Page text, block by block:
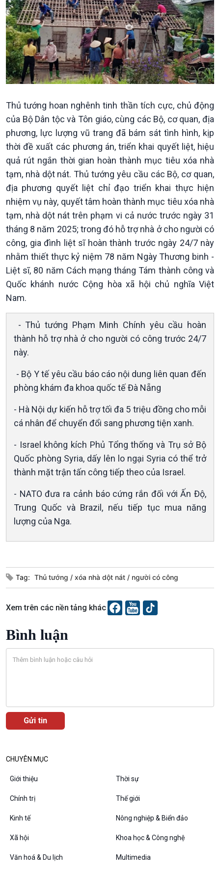
Đảng trong cuộc sống
Nhận diện sự thật
Pháp luật và đời sống
Biên cương - Một dải vững
bền
Kinh tế
Tin Kinh tế
Trước giờ mở cửa
Dòng chảy Kinh tế
Sức sống hàng Việt
Khởi nghiệp
Tuyên chiến với gian lận
thương mại
Nông nghiệp & Biển đảo
Tin Nông nghiệp & Biển
đảo
Mùa vàng
Biển đảo Việt Nam
Tâm tình biên giới và hải
đảo
Tìm hiểu biển, đảo Việt
Nam
Xã hội
360 độ Sức khỏe
Chuyển đổi Xanh
Chuyên gia của bạn
Xã hội chuyển động
Kết nối công nghệ
Sống chung với biến đổi
Văn hoá & Du lịch
Chát với người nổi tiếng
Câu chuyện Thể thao
Multimedia
Video
Infographic
Diễn đàn chủ nhật
Thủ tướng hoan nghênh tinh thần tích cực, chủ động
của Bộ Dân tộc và Tôn giáo, cùng các Bộ, cơ quan, địa
phương, lực lượng vũ trang đã bám sát tình hình, kịp
thời đề xuất các phương án, triển khai quyết liệt, hiệu
quả rút ngắn thời gian hoàn thành mục tiêu xóa nhà
tạm, nhà dột nát. Thủ tướng yêu cầu các Bộ, cơ quan,
địa phương quyết liệt chỉ đạo triển khai thực hiện
nhiệm vụ này, quyết tâm hoàn thành mục tiêu xóa nhà
tạm, nhà dột nát trên phạm vi cả nước trước ngày 31
tháng 8 năm 2025; trong đó hỗ trợ nhà ở cho người có
công, gia đình liệt sĩ hoàn thành trước ngày 24/7 này
nhằm thiết thực kỷ niệm 78 năm Ngày Thương binh -
Liệt sĩ, 80 năm Cách mạng tháng Tám thành công và
Quốc khánh nước Cộng hòa xã hội chủ nghĩa Việt
Nam.
- Thủ tướng Phạm Minh Chính yêu cầu hoàn
thành hỗ trợ nhà ở cho người có công trước 24/7
này.
- Bộ Y tế yêu cầu báo cáo nội dung liên quan đến
phòng khám đa khoa quốc tế Đà Nẵng
- Hà Nội dự kiến hỗ trợ tối đa 5 triệu đồng cho mỗi
cá nhân để chuyển đổi sang phương tiện xanh.
- Israel không kích Phủ Tổng thống và Trụ sở Bộ
Quốc phòng Syria, dấy lên lo ngại Syria có thể trở
thành mặt trận tấn công tiếp theo của Israel.
- NATO đưa ra cảnh báo cứng rắn đối với Ấn Độ,
Trung Quốc và Brazil, nếu tiếp tục mua năng
lượng của Nga.
Tag: Thủ tướng xóa nhà dột nát người có công
Xem trên các nền tảng khác
Bình luận
CHUYÊN MỤC
Giới thiệu Thời sự
Chính trị Thế giới
Kinh tế Nông nghiệp & Biển đảo
Xã hội Khoa học & Công nghệ
Văn hoá & Du lịch Multimedia